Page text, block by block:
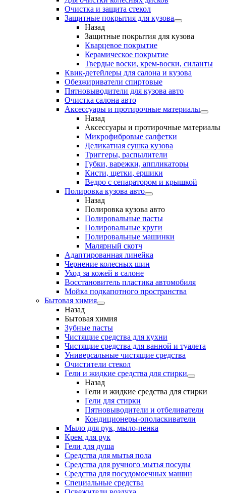
Очистка и защита стекол
Защитные покрытия для кузова
Назад
Защитные покрытия для кузова
Кварцевое покрытие
Керамическое покрытие
Твердые воски, крем-воски, силанты
Квик-детейлеры для салона и кузова
Обезжириватели спиртовые
Пятновыводители для кузова авто
Очистка салона авто
Аксессуары и протирочные материалы
Назад
Аксессуары и протирочные материалы
Микрофибровые салфетки
Деликатная сушка кузова
Триггеры, распылители
Губки, варежки, аппликаторы
Кисти, щетки, ершики
Ведро с сепаратором и крышкой
Полировка кузова авто
Назад
Полировка кузова авто
Полировальные пасты
Полировальные круги
Полировальные машинки
Малярный cкотч
Адаптированная линейка
Чернение колесных шин
Уход за кожей в салоне
Восстановитель пластика автомобиля
Мойка подкапотного пространства
Бытовая химия
Назад
Бытовая химия
Зубные пасты
Чистящие средства для кухни
Чистящие средства для ванной и туалета
Универсальные чистящие средства
Очистители стекол
Гели и жидкие средства для стирки
Назад
Гели и жидкие средства для стирки
Гели для стирки
Пятновыводители и отбеливатели
Кондиционеры-ополаскиватели
Мыло для рук, мыло-пенка
Крем для рук
Гели для душа
Средства для мытья пола
Средства для ручного мытья посуды
Средства для посудомоечных машин
Специальные средства